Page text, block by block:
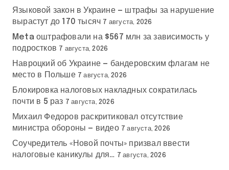
Языковой закон в Украине — штрафы за нарушение
вырастут до 170 тысяч 7 августа, 2026
Meta оштрафовали на $567 млн за зависимость у
подростков 7 августа, 2026
Навроцкий об Украине — бандеровским флагам не
место в Польше 7 августа, 2026
Блокировка налоговых накладных сократилась
почти в 5 раз 7 августа, 2026
Михаил Федоров раскритиковал отсутствие
министра обороны — видео 7 августа, 2026
Соучредитель «Новой почты» призвал ввести
налоговые каникулы для… 7 августа, 2026